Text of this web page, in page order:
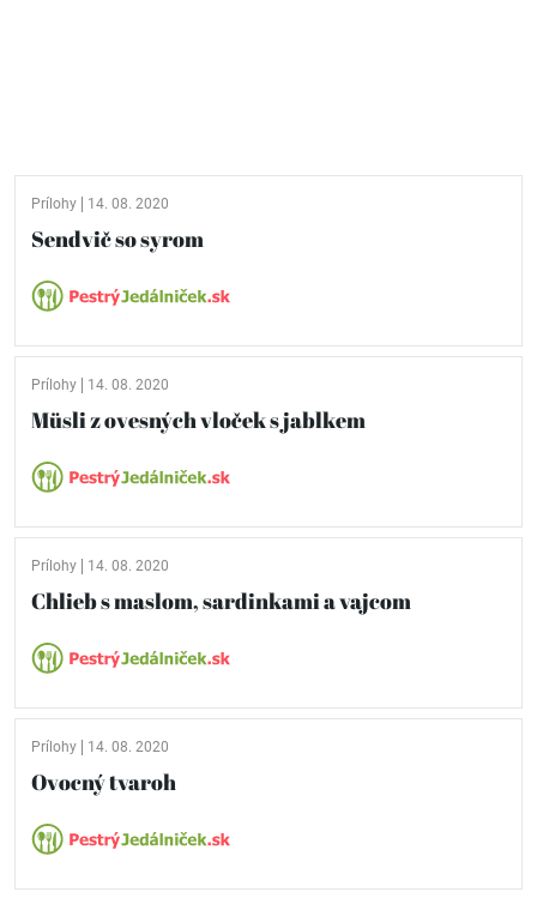
Prílohy 14. 08. 2020
Sendvič so syrom
Prílohy 14. 08. 2020
Müsli z ovesných vloček s jablkem
Prílohy 14. 08. 2020
Chlieb s maslom, sardinkami a vajcom
Prílohy 14. 08. 2020
Ovocný tvaroh